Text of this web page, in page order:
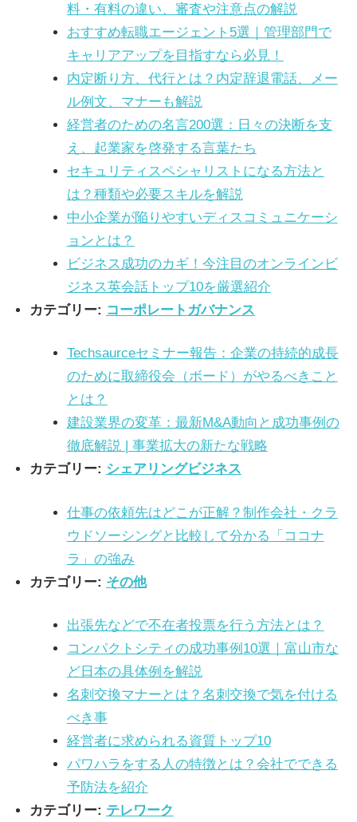
料・有料の違い、審査や注意点の解説
おすすめ転職エージェント5選｜管理部門で
キャリアアップを目指すなら必見！
内定断り方、代行とは？内定辞退電話、メー
ル例文、マナーも解説
経営者のための名言200選：日々の決断を支
え、起業家を啓発する言葉たち
セキュリティスペシャリストになる方法と
は？種類や必要スキルを解説
中小企業が陥りやすいディスコミュニケーシ
ョンとは？
ビジネス成功のカギ！今注目のオンラインビ
ジネス英会話トップ10を厳選紹介
カテゴリー: コーポレートガバナンス
Techsaurceセミナー報告：企業の持続的成長
のために取締役会（ボード）がやるべきこと
とは？
建設業界の変革：最新M&A動向と成功事例の
徹底解説 | 事業拡大の新たな戦略
カテゴリー: シェアリングビジネス
仕事の依頼先はどこが正解？制作会社・クラ
ウドソーシングと比較して分かる「ココナ
ラ」の強み
カテゴリー: その他
出張先などで不在者投票を行う方法とは？
コンパクトシティの成功事例10選｜富山市な
ど日本の具体例を解説
名刺交換マナーとは？名刺交換で気を付ける
べき事
経営者に求められる資質トップ10
パワハラをする人の特徴とは？会社でできる
予防法を紹介
カテゴリー: テレワーク